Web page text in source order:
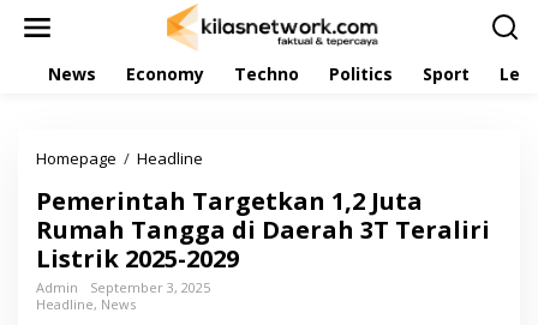
News Economy Techno Politics Sport
Homepage / Headline
m
e
r
i
n
Pemerintah Targetkan 1,2 Juta
Rumah Tangga di Daerah 3T Teraliri
Listrik 2025-2029
Admin
September 3, 2025
Headline, News